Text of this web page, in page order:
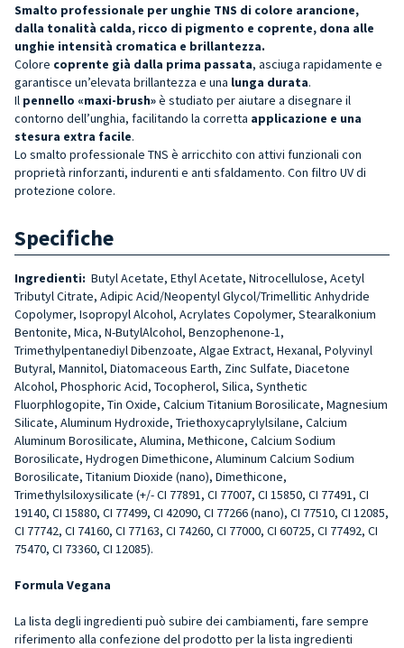
Smalto professionale per unghie TNS di colore arancione,
dalla tonalità calda, ricco di pigmento e coprente, dona alle
unghie intensità cromatica e brillantezza.
Colore coprente già dalla prima passata, asciuga rapidamente e
garantisce un’elevata brillantezza e una lunga durata.
Il pennello «maxi-brush»è studiato per aiutare a disegnare il
contorno dell’unghia, facilitando la corretta applicazione e una
stesura extra facile.
Lo smalto professionale TNS è arricchito con attivi funzionali con
proprietà rinforzanti, indurenti e anti sfaldamento. Con filtro UV di
protezione colore.
Specifiche
Ingredienti: Butyl Acetate, Ethyl Acetate, Nitrocellulose, Acetyl
Tributyl Citrate, Adipic Acid/Neopentyl Glycol/Trimellitic Anhydride
Copolymer, Isopropyl Alcohol, Acrylates Copolymer, Stearalkonium
Bentonite, Mica, N-ButylAlcohol, Benzophenone-1,
Trimethylpentanediyl Dibenzoate, Algae Extract, Hexanal, Polyvinyl
Butyral, Mannitol, Diatomaceous Earth, Zinc Sulfate, Diacetone
Alcohol, Phosphoric Acid, Tocopherol, Silica, Synthetic
Fluorphlogopite, Tin Oxide, Calcium Titanium Borosilicate, Magnesium
Silicate, Aluminum Hydroxide, Triethoxycaprylylsilane, Calcium
Aluminum Borosilicate, Alumina, Methicone, Calcium Sodium
Borosilicate, Hydrogen Dimethicone, Aluminum Calcium Sodium
Borosilicate, Titanium Dioxide (nano), Dimethicone,
Trimethylsiloxysilicate (+/- CI 77891, CI 77007, CI 15850, CI 77491, CI
19140, CI 15880, CI 77499, CI 42090, CI 77266 (nano), CI 77510, CI 12085,
CI 77742, CI 74160, CI 77163, CI 74260, CI 77000, CI 60725, CI 77492, CI
75470, CI 73360, CI 12085).
Formula Vegana
La lista degli ingredienti può subire dei cambiamenti, fare sempre
riferimento alla confezione del prodotto per la lista ingredienti